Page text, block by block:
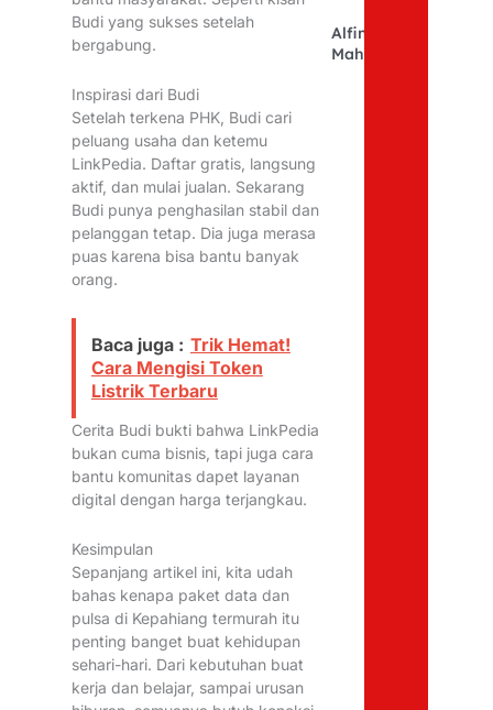
Budi yang sukses setelah
bergabung.
Inspirasi dari Budi
Setelah terkena PHK, Budi cari
peluang usaha dan ketemu
LinkPedia. Daftar gratis, langsung
aktif, dan mulai jualan. Sekarang
Budi punya penghasilan stabil dan
pelanggan tetap. Dia juga merasa
puas karena bisa bantu banyak
orang.
Baca juga : Trik Hemat!
Cara Mengisi Token
Listrik Terbaru
Cerita Budi bukti bahwa LinkPedia
bukan cuma bisnis, tapi juga cara
bantu komunitas dapet layanan
digital dengan harga terjangkau.
Kesimpulan
Sepanjang artikel ini, kita udah
bahas kenapa paket data dan
pulsa di Kepahiang termurah itu
penting banget buat kehidupan
sehari-hari. Dari kebutuhan buat
kerja dan belajar, sampai urusan
Alfina
Mahfudhoh